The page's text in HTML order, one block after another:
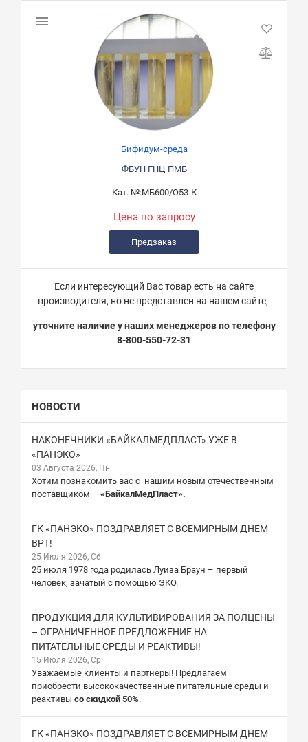
Бифидум-среда
ФБУН ГНЦ ПМБ
Кат. №:МБ600/О53-К
Цена по запросу
Предзаказ
Если интересующий Вас товар есть на сайте
производителя, но не представлен на нашем сайте,
уточните наличие у наших менеджеров по телефону
8-800-550-72-31
НОВОСТИ
НАКОНЕЧНИКИ «БАЙКАЛМЕДПЛАСТ» УЖЕ В
«ПАНЭКО»
03 Августа 2026, Пн
Хотим познакомить вас с нашим новым отечественным
поставщиком – «БайкалМедПласт».
ГК «ПАНЭКО» ПОЗДРАВЛЯЕТ С ВСЕМИРНЫМ ДНЕМ
ВРТ!
25 Июля 2026, Сб
25 июля 1978 года родилась Луиза Браун – первый
человек, зачатый с помощью ЭКО.
ПРОДУКЦИЯ ДЛЯ КУЛЬТИВИРОВАНИЯ ЗА ПОЛЦЕНЫ
– ОГРАНИЧЕННОЕ ПРЕДЛОЖЕНИЕ НА
ПИТАТЕЛЬНЫЕ СРЕДЫ И РЕАКТИВЫ!
15 Июля 2026, Ср
Уважаемые клиенты и партнеры! Предлагаем
приобрести высококачественные питательные среды и
реактивы со скидкой 50%.
ГК «ПАНЭКО» ПОЗДРАВЛЯЕТ С ВСЕМИРНЫМ ДНЕМ